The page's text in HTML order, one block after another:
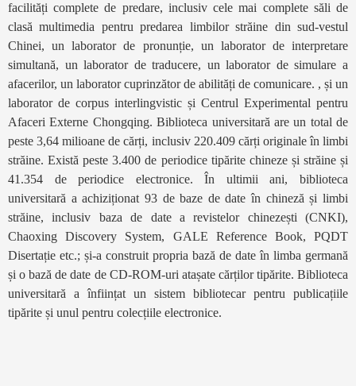
facilități complete de predare, inclusiv cele mai complete săli de
clasă multimedia pentru predarea limbilor străine din sud-vestul
Chinei, un laborator de pronunție, un laborator de interpretare
simultană, un laborator de traducere, un laborator de simulare a
afacerilor, un laborator cuprinzător de abilități de comunicare. , și un
laborator de corpus interlingvistic și Centrul Experimental pentru
Afaceri Externe Chongqing. Biblioteca universitară are un total de
peste 3,64 milioane de cărți, inclusiv 220.409 cărți originale în limbi
străine. Există peste 3.400 de periodice tipărite chineze și străine și
41.354 de periodice electronice. În ultimii ani, biblioteca
universitară a achiziționat 93 de baze de date în chineză și limbi
străine, inclusiv baza de date a revistelor chinezești (CNKI),
Chaoxing Discovery System, GALE Reference Book, PQDT
Disertație etc.; și-a construit propria bază de date în limba germană
și o bază de date de CD-ROM-uri atașate cărților tipărite. Biblioteca
universitară a înființat un sistem bibliotecar pentru publicațiile
tipărite și unul pentru colecțiile electronice.